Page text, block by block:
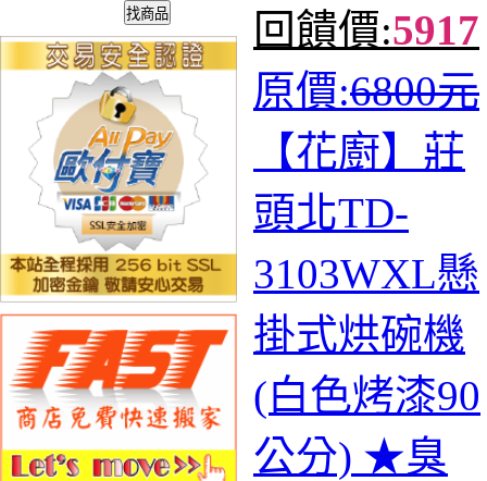
找商品 回饋價:5917
原價:6800元
【花廚】莊
頭北TD-
3103WXL懸
掛式烘碗機
(白色烤漆90
公分) ★臭